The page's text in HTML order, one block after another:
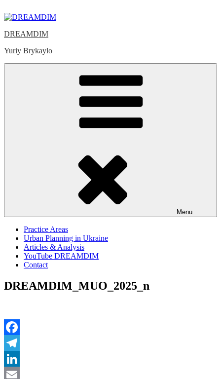
to
DREAMDIM
Yuriy Brykaylo
Menu
Practice Areas
Urban Planning in Ukraine
Articles & Analysis
YouTube DREAMDIM
Contact
DREAMDIM_MUO_2025_n
Facebook
Telegram
LinkedIn